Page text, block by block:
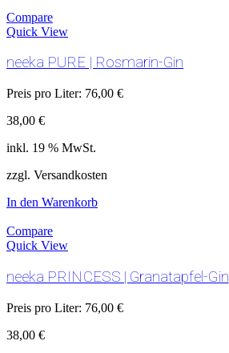
Compare
Quick View
neeka PURE | Rosmarin-Gin
Preis pro Liter: 76,00 €
38,00 €
inkl. 19 % MwSt.
zzgl. Versandkosten
In den Warenkorb
Compare
Quick View
neeka PRINCESS | Granatapfel-Gin
Preis pro Liter: 76,00 €
38,00 €